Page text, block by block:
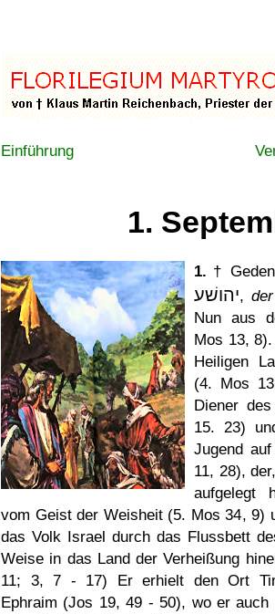
Einführung
1.
1. †
יהושׁע,
Nun aus
Mos 13,
Heiligen
(4. Mos
Diener
15. 23)
Jugend
11, 28),
aufgelegt
vom Geist der Weisheit (5. Mos 34, 9)
das Volk Israel durch das Flussbett
Weise in das Land der Verheißung
11; 3, 7 - 17) Er erhielt den Ort
Ephraim (Jos 19, 49 - 50), wo er auch